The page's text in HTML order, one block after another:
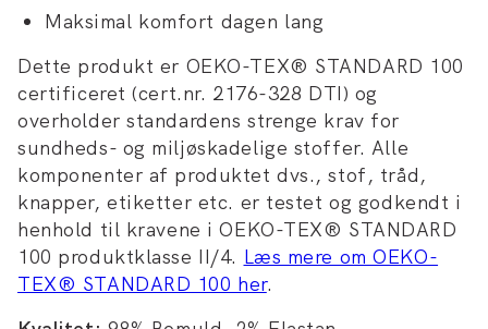
Maksimal komfort dagen lang
Dette produkt er OEKO-TEX® STANDARD 100
certificeret (cert.nr. 2176-328 DTI) og
overholder standardens strenge krav for
sundheds- og miljøskadelige stoffer. Alle
komponenter af produktet dvs., stof, tråd,
knapper, etiketter etc. er testet og godkendt i
henhold til kravene i OEKO-TEX® STANDARD
100 produktklasse II/4. Læs mere om OEKO-
TEX® STANDARD 100 her.